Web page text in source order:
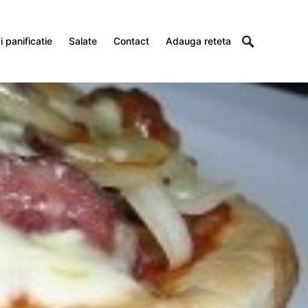
panificatie Salate Contact Adauga reteta